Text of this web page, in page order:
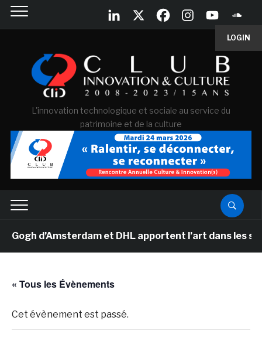
LOGIN
L'innovation technologique et sociale au service du
patrimoine et de la culture
d’Amsterdam et DHL apportent l’art dans les
« Tous les Évènements
Cet évènement est passé.